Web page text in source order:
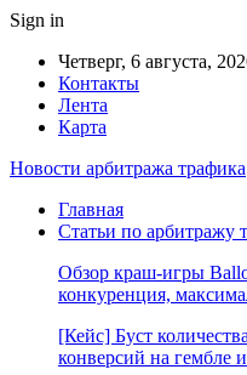
Sign in
Четверг, 6 августа,
Контакты
Лента
Карта
Новости арбитража трафика
Главная
Статьи по арбитражу
Обзор краш-игры
конкуренция,
[Кейс] Буст
конверсий на гембле